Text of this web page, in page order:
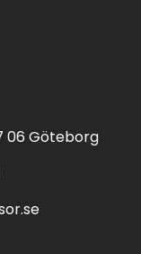
06 Göteborg